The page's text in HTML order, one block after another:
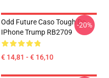
Odd Future Caso Tough Do
IPhone Trump RB2709
€ 14,81 - € 16,10
-20%